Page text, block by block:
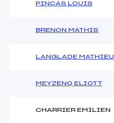
PINCAS LOUIS
BRENON MATHIS
LANGLADE MATHIEU
MEYZENQ ELIOTT
CHARRIER EMILIEN